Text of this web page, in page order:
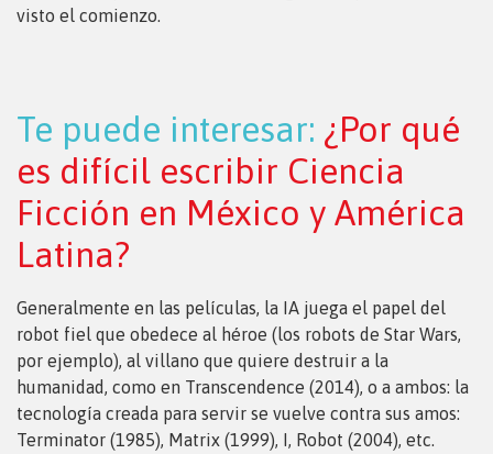
visto el comienzo.
Te puede interesar: ¿Por qué
es difícil escribir Ciencia
Ficción en México y América
Latina?
Generalmente en las películas, la IA juega el papel del
robot fiel que obedece al héroe (los robots de Star Wars,
por ejemplo), al villano que quiere destruir a la
humanidad, como en Transcendence (2014), o a ambos: la
tecnología creada para servir se vuelve contra sus amos:
Terminator (1985), Matrix (1999), I, Robot (2004), etc.